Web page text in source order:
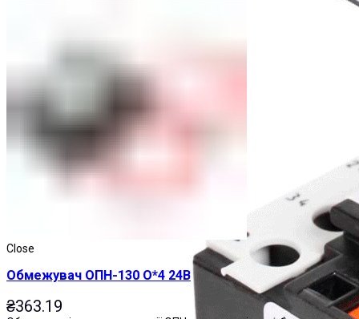
Реле теплові
Close
Обмежувач ОПН-130 О*4 24В
₴363.19